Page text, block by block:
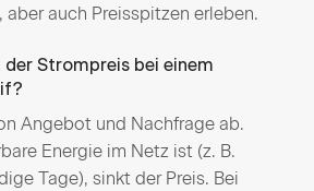
auch Preisspitzen erleben.
der Strompreis bei einem
Angebot und Nachfrage ab.
Energie im Netz ist (z. B.
Tage), sinkt der Preis. Bei